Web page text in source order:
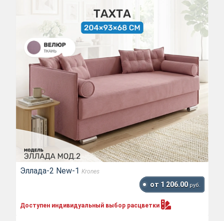
Эллада-2 New-1 Krones
от 1 206.00 руб.
Доступен индивидуальный выбор расцветки